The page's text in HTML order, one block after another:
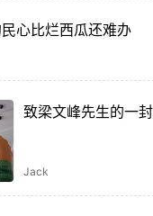
心比烂西瓜还难办
致梁文峰先生的一
Jack